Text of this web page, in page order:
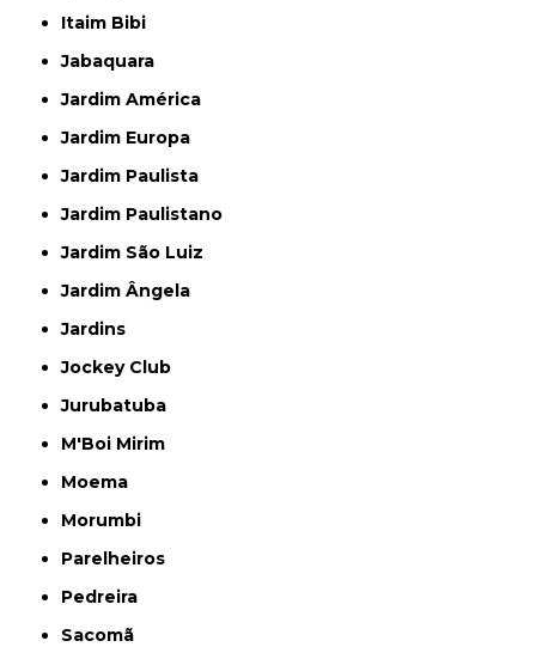
Itaim Bibi
Jabaquara
Jardim América
Jardim Europa
Jardim Paulista
Jardim Paulistano
Jardim São Luiz
Jardim Ângela
Jardins
Jockey Club
Jurubatuba
M'Boi Mirim
Moema
Morumbi
Parelheiros
Pedreira
Sacomã